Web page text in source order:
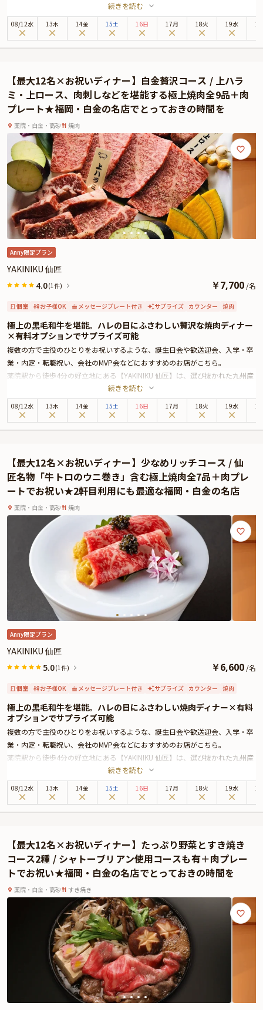
の黒毛和牛を楽しめる本格焼肉店。スタイリッシュな空間とロースターの温か
みが調和した店内は、特別な夜にぴったりの雰囲気を演出します。
なかでも「美味しいものたくさんコース」は、お祝いの夜を彩るにふさわしい
堪能することができるため、きっとご満足いただける内容となっていることで
しょう。2価格帯ご用意しておりますが、コースの内容は大きく変わりませ
ん。16,500円のコースに厳選食材が使用されている点が異なります。
また、座席はカウンター席・テーブル席・半個室席をご用意。シーンに合わせ
て最適な空間をお選びいただけます。サプライズ演出にぴったりの肉プレート
もセットです。
さらに本プランでは、有料オプションで、サプライズにぴったりな花束・ギフ
ト・カスタマイズ可能なメッセージカードなどをお付けすることが出来ます。
詳しくは本ページ中段の「お祝いアイテム」の欄で、ご選択頂けます。
美味しさと上質な空間、そして心のこもったおもてなしがそろう【YAKINIKU
仙匠】で、大切な人と特別なディナーをお楽しみください。
※令和8年熊本地震の影響により、当面の間、九州地方宛のお祝いアイテム配
送に遅延が発生する可能性がございます。
そのため、お客様への確実なお届けを優先し、一時的にプランページ上でのお
祝いアイテムの掲載を休止しております。
続きを読む
08/12水 13木 14金 15土 16日 17月 18火 19水
【最大12名×お祝いディナー】白金贅沢コース / 上ハラ
ミ・上ロース、肉刺しなどを堪能する極上焼肉全9品＋肉
プレート★福岡・白金の名店でとっておきの時間を
薬院・白金・高砂 焼肉
Anny限定プラン
YAKINIKU 仙匠
4.0(1件) ￥7,700 /名
個室 お子様OK メッセージプレート付き サプライズ カウンター 焼肉
極上の黒毛和牛を堪能。ハレの日にふさわしい贅沢な焼肉ディナー
×有料オプションでサプライズ可能
複数の方で主役のひとりをお祝いするような、誕生日会や歓送迎会、入学・卒
業・内定・転職祝い、会社のMVP会などにおすすめのお店がこちら。
薬院駅から徒歩4分の好立地にある【YAKINIKU 仙匠】は、選び抜かれた九州産
の黒毛和牛を楽しめる本格焼肉店。スタイリッシュな空間とロースターの温か
みが調和した店内は、特別な夜にぴったりの雰囲気を演出します。
なかでも「白金贅沢コース」は、お祝いの夜を彩るにふさわしい極上の焼肉コ
を堪能することができるため、きっとご満足いただける内容となっていること
でしょう。
また、座席はカウンター席・テーブル席・半個室席をご用意。シーンに合わせ
て最適な空間をお選びいただけます。サプライズ演出にぴったりの肉プレート
もセットです。
さらに本プランでは、有料オプションで、サプライズにぴったりな花束・ギフ
ト・カスタマイズ可能なメッセージカードなどをお付けすることが出来ます。
詳しくは本ページ中段の「お祝いアイテム」の欄で、ご選択頂けます。
美味しさと上質な空間、そして心のこもったおもてなしがそろう【YAKINIKU
仙匠】で、大切な人と特別なディナーをお楽しみください。
※令和8年熊本地震の影響により、当面の間、九州地方宛のお祝いアイテム配
送に遅延が発生する可能性がございます。
そのため、お客様への確実なお届けを優先し、一時的にプランページ上でのお
祝いアイテムの掲載を休止しております。
続きを読む
08/12水 13木 14金 15土 16日 17月 18火 19水
【最大12名×お祝いディナー】少なめリッチコース / 仙
匠名物「牛トロのウニ巻き」含む極上焼肉全7品＋肉プレ
ートでお祝い★2軒目利用にも最適な福岡・白金の名店
薬院・白金・高砂 焼肉
Anny限定プラン
YAKINIKU 仙匠
5.0(1件) ￥6,600 /名
個室 お子様OK メッセージプレート付き サプライズ カウンター 焼肉
極上の黒毛和牛を堪能。ハレの日にふさわしい焼肉ディナー×有料
オプションでサプライズ可能
複数の方で主役のひとりをお祝いするような、誕生日会や歓送迎会、入学・卒
業・内定・転職祝い、会社のMVP会などにおすすめのお店がこちら。
薬院駅から徒歩4分の好立地にある【YAKINIKU 仙匠】は、選び抜かれた九州産
の黒毛和牛を楽しめる本格焼肉店。スタイリッシュな空間とロースターの温か
みが調和した店内は、特別な夜にぴったりの雰囲気を演出します。
なかでも「少なめリッチコース」は、お祝いの夜を彩るにふさわしい極上の焼
いが広がります。さらに、上質な赤身の旨味を堪能できる焼きしゃぶや上ハラ
ミも楽しめる、まさに「少なめでもリッチ」なコース構成です。2軒目での利
用にもおすすめ。
また、座席はカウンター席・テーブル席・半個室席をご用意。シーンに合わせ
て最適な空間をお選びいただけます。サプライズ演出にぴったりの肉プレート
さらに本プランでは、有料オプションで、サプライズにぴったりな花束・ギフ
ト・カスタマイズ可能なメッセージカードなどをお付けすることが出来ます。
詳しくは本ページ中段の「お祝いアイテム」の欄で、ご選択頂けます。
美味しさと上質な空間、そして心のこもったおもてなしがそろう【YAKINIKU
仙匠】で、大切な人と特別なディナーをお楽しみください。
※令和8年熊本地震の影響により、当面の間、九州地方宛のお祝いアイテム配
送に遅延が発生する可能性がございます。
続きを読む
08/12水 13木 14金 15土 16日 17月 18火 19水
【最大12名×お祝いディナー】たっぷり野菜とすき焼き
コース2種 / シャトーブリアン使用コースも有＋肉プレー
トでお祝い★福岡・白金の名店でとっておきの時間を
薬院・白金・高砂 すき焼き